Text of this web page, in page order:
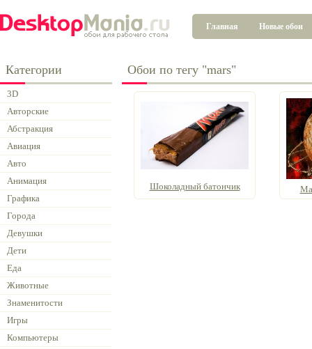
Главная Новые обои
Категории
3D
Авторские
Абстракция
Авиация
Авто
Анимация
Графика
Города
Девушки
Дети
Еда
Животные
Знаменитости
Игры
Компьютеры
Обои по тегу "mars"
Шоколадный батончик